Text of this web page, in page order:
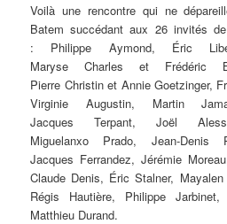
Voilà une rencontre qui ne
Batem succédant aux 26 invités
: Philippe Aymond, Éric
Maryse Charles et Frédéric
Pierre Christin et Annie Goetzinger,
Virginie Augustin, Martin
Jacques Terpant, Joël
Miguelanxo Prado, Jean-Denis
Jacques Ferrandez, Jérémie
Claude Denis, Éric Stalner,
Régis Hautière, Philippe
Matthieu Durand.